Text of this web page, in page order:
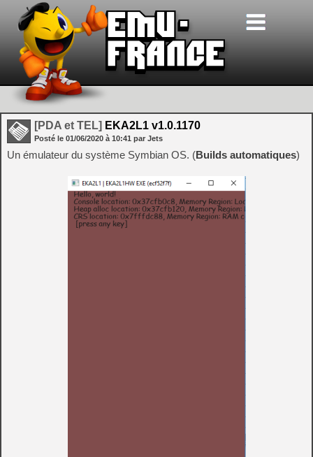
[PDA et TEL] EKA2L1 v1.0.1170
Posté le 01/06/2020 à 10:41 par Jets
Un émulateur du système Symbian OS. (Builds automatiques)